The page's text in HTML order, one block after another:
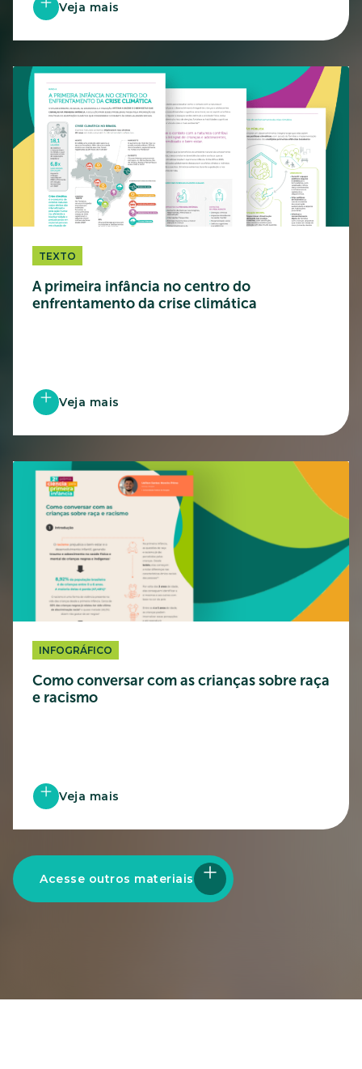
Veja mais
TEXTO
A primeira infância no centro do
enfrentamento da crise climática
Veja mais
INFOGRÁFICO
Como conversar com as crianças sobre raça
e racismo
Veja mais
Acesse outros materiais